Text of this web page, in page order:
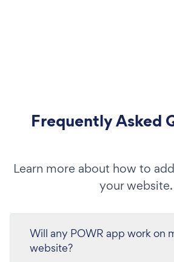
Frequently Asked
Learn more about how to
your website.
Will any POWR app work on
website?